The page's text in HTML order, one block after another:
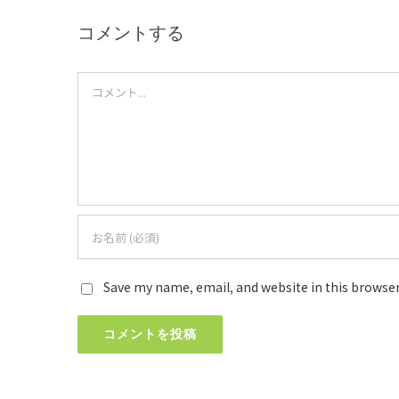
コメントする
Save my name, email, and website in this